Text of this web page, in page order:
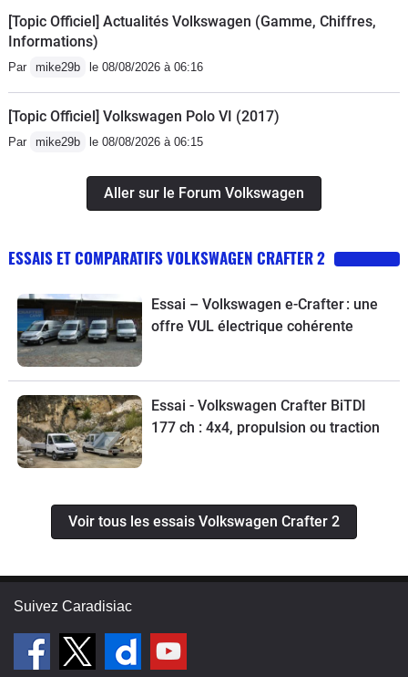
[Topic Officiel] Actualités Volkswagen (Gamme, Chiffres,
Informations)
Par mike29b le 08/08/2026 à 06:16
[Topic Officiel] Volkswagen Polo VI (2017)
Par mike29b le 08/08/2026 à 06:15
Aller sur le Forum Volkswagen
ESSAIS ET COMPARATIFS VOLKSWAGEN CRAFTER 2
Essai – Volkswagen e-Crafter : une
offre VUL électrique cohérente
Essai - Volkswagen Crafter BiTDI
177 ch : 4x4, propulsion ou traction
Voir tous les essais Volkswagen Crafter 2
Suivez Caradisiac